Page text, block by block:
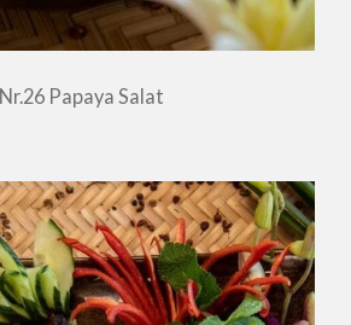
Nr.26 Papaya Salat